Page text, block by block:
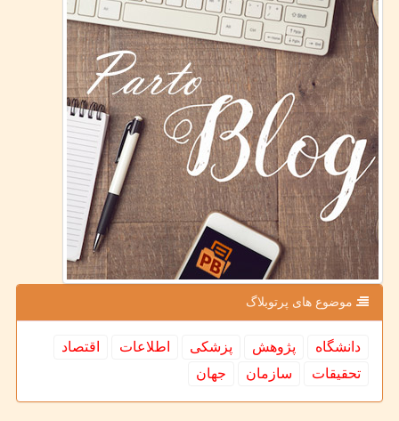
موضوع های پرتوبلاگ
دانشگاه پژوهش پزشكی اطلاعات
اقتصاد
تحقیقات
سازمان جهان